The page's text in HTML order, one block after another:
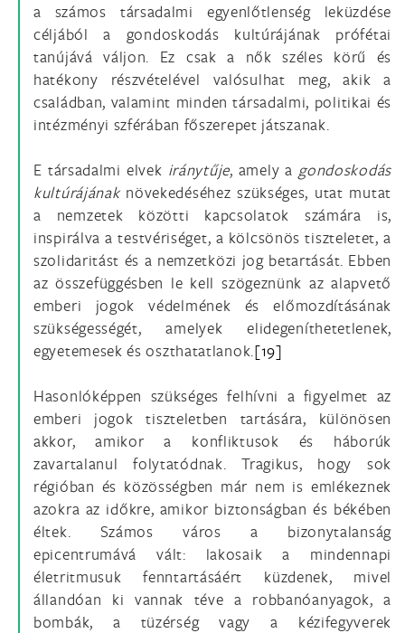
a számos társadalmi egyenlőtlenség leküzdése
céljából a gondoskodás kultúrájának prófétai
tanújává váljon. Ez csak a nők széles körű és
hatékony részvételével valósulhat meg, akik a
családban, valamint minden társadalmi, politikai és
intézményi szférában főszerepet játszanak.
E társadalmi elvek iránytűje, amely a gondoskodás
kultúrájának növekedéséhez szükséges, utat mutat
a nemzetek közötti kapcsolatok számára is,
inspirálva a testvériséget, a kölcsönös tiszteletet, a
szolidaritást és a nemzetközi jog betartását. Ebben
az összefüggésben le kell szögeznünk az alapvető
emberi jogok védelmének és előmozdításának
szükségességét, amelyek elidegeníthetetlenek,
egyetemesek és oszthatatlanok.[19]
Hasonlóképpen szükséges felhívni a figyelmet az
emberi jogok tiszteletben tartására, különösen
akkor, amikor a konfliktusok és háborúk
zavartalanul folytatódnak. Tragikus, hogy sok
régióban és közösségben már nem is emlékeznek
azokra az időkre, amikor biztonságban és békében
éltek. Számos város a bizonytalanság
epicentrumává vált: lakosaik a mindennapi
életritmusuk fenntartásáért küzdenek, mivel
állandóan ki vannak téve a robbanóanyagok, a
bombák, a tüzérség vagy a kézifegyverek